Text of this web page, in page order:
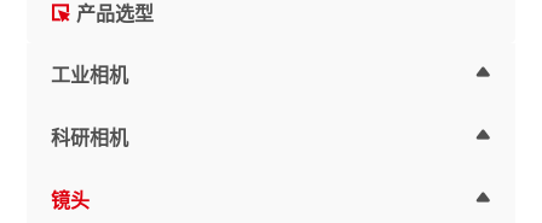
产品选型
工业相机
科研相机
镜头